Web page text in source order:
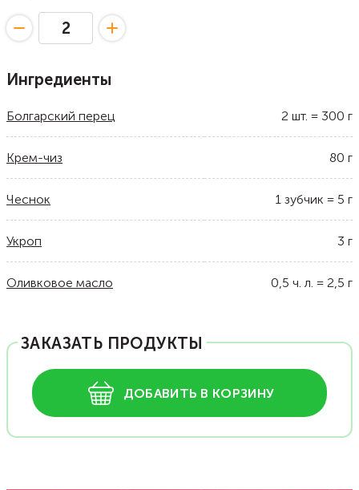
Ингредиенты
Болгарский перец 2 шт. = 300 г
Крем-чиз 80 г
Чеснок 1 зубчик = 5 г
Укроп 3 г
Оливковое масло 0,5 ч. л. = 2,5 г
ЗАКАЗАТЬ ПРОДУКТЫ
ДОБАВИТЬ В КОРЗИНУ